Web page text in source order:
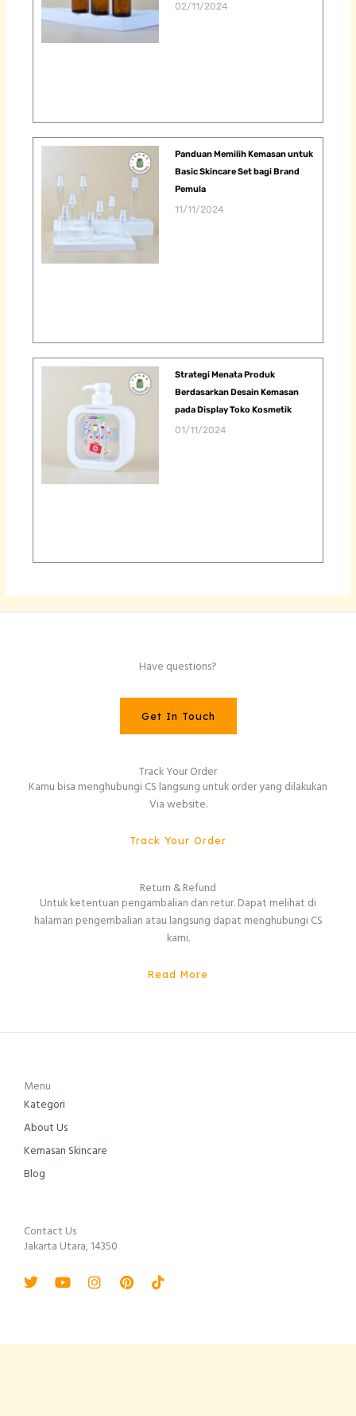
02/11/2024
Panduan Memilih Kemasan untuk
Basic Skincare Set bagi Brand
Pemula
11/11/2024
Strategi Menata Produk
Berdasarkan Desain Kemasan
pada Display Toko Kosmetik
01/11/2024
Have questions?
Get In Touch
Track Your Order
Kamu bisa menghubungi CS langsung untuk order yang dilakukan
Via website.
Track Your Order
Return & Refund
Untuk ketentuan pengambalian dan retur. Dapat melihat di
halaman pengembalian atau langsung dapat menghubungi CS
kami.
Read More
Menu
Kategori
About Us
Kemasan Skincare
Blog
Contact Us
Jakarta Utara, 14350
TwitterYoutubeInstagram
PinterestTiktok